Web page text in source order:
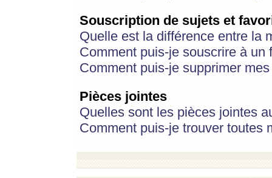
Souscription de sujets et
Quelle est la différence entre la
Comment puis-je souscrire à
Comment puis-je supprimer
Pièces jointes
Quelles sont les pièces jointes
Comment puis-je trouver toutes